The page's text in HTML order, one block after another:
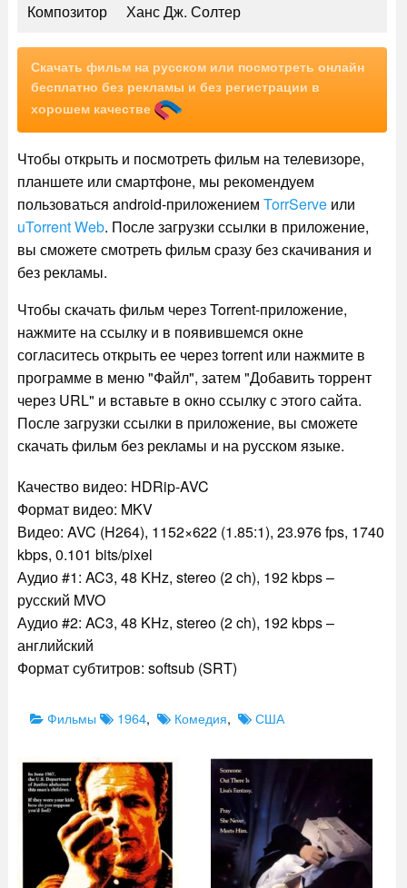
Композитор
Ханс Дж. Солтер
Скачать фильм на русском или посмотреть онлайн
бесплатно без рекламы и без регистрации в
хорошем качестве
Чтобы открыть и посмотреть фильм на телевизоре,
планшете или смартфоне, мы рекомендуем
пользоваться android-приложением TorrServeили
uTorrent Web. После загрузки ссылки в приложение,
вы сможете смотреть фильм сразу без скачивания и
без рекламы.
Чтобы скачать фильм через Torrent-приложение,
нажмите на ссылку и в появившемся окне
согласитесь открыть ее через torrent или нажмите в
программе в меню "Файл", затем "Добавить торрент
через URL" и вставьте в окно ссылку с этого сайта.
После загрузки ссылки в приложение, вы сможете
скачать фильм без рекламы и на русском языке.
Качество видео: HDRip-AVC
Формат видео: MKV
Видео: AVC (H264), 1152×622 (1.85:1), 23.976 fps, 1740
kbps, 0.101 bits/pixel
Аудио #1: AC3, 48 KHz, stereo (2 ch), 192 kbps –
русский MVO
Аудио #2: AC3, 48 KHz, stereo (2 ch), 192 kbps –
английский
Формат субтитров: softsub (SRT)
Categories
ФильмыTags1964, Комедия, США